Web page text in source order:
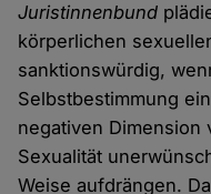
Juristinnenbund
körperlichen
sanktionswürdig,
Selbstbestimmung
negativen Dimension
Sexualität
Weise aufdrängen.